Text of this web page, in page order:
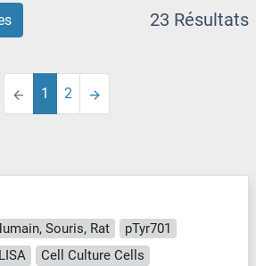
23 Résultats
1 2
Souris, Rat
pTyr701
Cell Culture Cells